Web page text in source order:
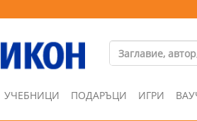
УЧЕБНИЦИ ПОДАРЪЦИ ИГРИ